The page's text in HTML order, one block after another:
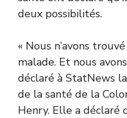
deux possibilités.
« Nous n’avons
malade. Et nous
déclaré à StatNews
de la santé de la
Henry. Elle a déclaré